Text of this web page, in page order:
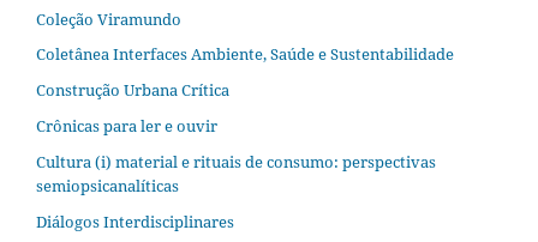
Coleção Viramundo
Coletânea Interfaces Ambiente, Saúde e Sustentabilidade
Construção Urbana Crítica
Crônicas para ler e ouvir
Cultura (i) material e rituais de consumo: perspectivas
semiopsicanalíticas
Diálogos Interdisciplinares